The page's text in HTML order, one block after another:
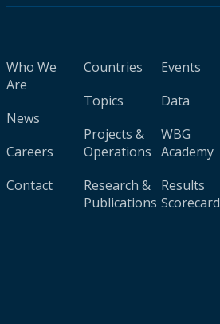
Who We
Are
News
Careers
Contact
Countries
Topics
Projects &
Operations
Research &
Publications
Events
Data
WBG
Academy
Results
Scorecard